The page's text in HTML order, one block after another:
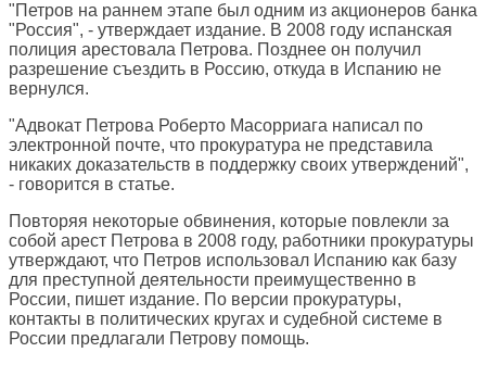
"Петров на раннем этапе был одним из акционеров банка
"Россия", - утверждает издание. В 2008 году испанская
полиция арестовала Петрова. Позднее он получил
разрешение съездить в Россию, откуда в Испанию не
вернулся.
"Адвокат Петрова Роберто Масорриага написал по
электронной почте, что прокуратура не представила
никаких доказательств в поддержку своих утверждений",
- говорится в статье.
Повторяя некоторые обвинения, которые повлекли за
собой арест Петрова в 2008 году, работники прокуратуры
утверждают, что Петров использовал Испанию как базу
для преступной деятельности преимущественно в
России, пишет издание. По версии прокуратуры,
контакты в политических кругах и судебной системе в
России предлагали Петрову помощь.